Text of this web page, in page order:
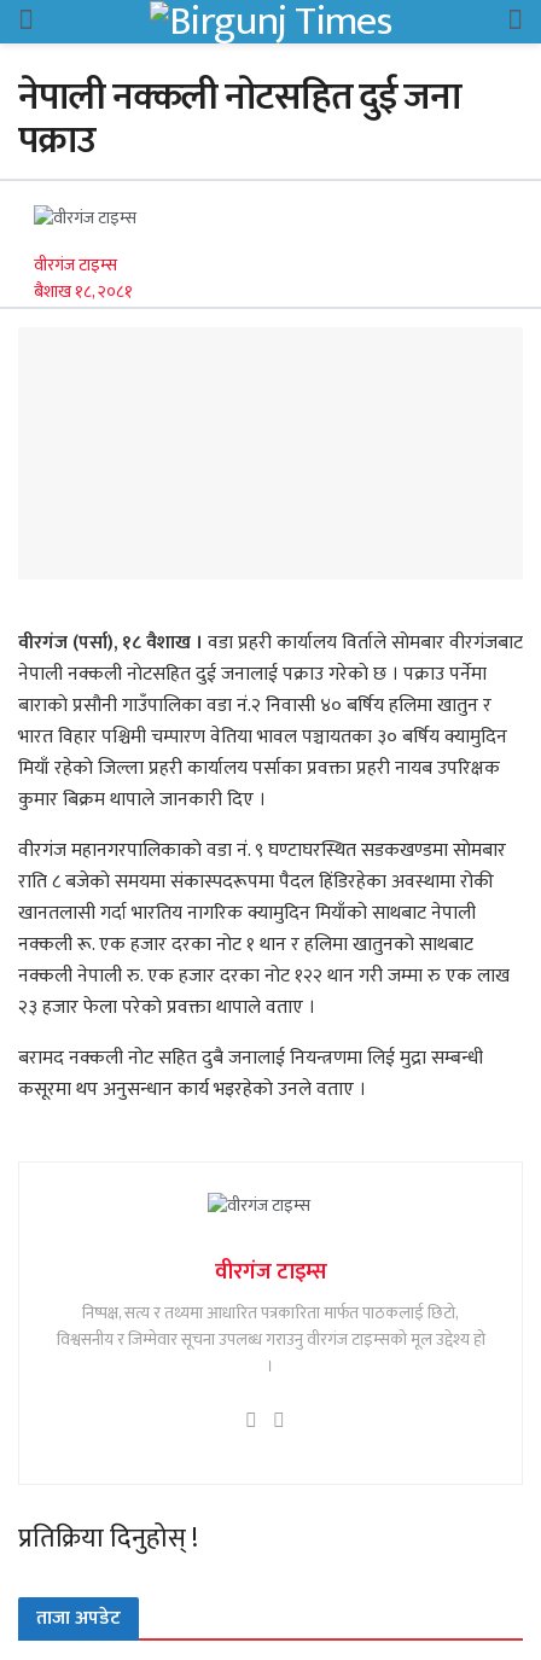
नेपाली नक्कली नाेटसहित दुई जना
पक्राउ
वीरगंज टाइम्स
बैशाख १८, २०८१
वीरगंज (पर्सा), १८ वैशाख । वडा प्रहरी कार्यालय विर्ताले साेमबार वीरगंजबाट
नेपाली नक्कली नाेटसहित दुई जनालाई पक्राउ गरेकाे छ । पक्राउ पर्नेमा
बाराकाे प्रसौनी गाउँपालिका वडा नं.२ निवासी ४० बर्षिय हलिमा खातुन र
भारत विहार पश्चिमी चम्पारण वेतिया भावल पञ्चायतका ३० बर्षिय क्यामुदिन
मियाँ रहेकाे जिल्ला प्रहरी कार्यालय पर्साका प्रवक्ता प्रहरी नायब उपरिक्षक
कुमार बिक्रम थापाले जानकारी दिए ।
वीरगंज महानगरपालिकाकाे वडा नं. ९ घण्टाघरस्थित सडकखण्डमा साेमबार
राति ८ बजेकाे समयमा संकास्पदरूपमा पैदल हिंडिरहेका अवस्थामा रोकी
खानतलासी गर्दा भारतिय नागरिक क्यामुदिन मियाँको साथबाट नेपाली
नक्कली रू. एक हजार दरका नोट १ थान र हलिमा खातुनको साथबाट
नक्कली नेपाली रु. एक हजार दरका नोट १२२ थान गरी जम्मा रु एक लाख
२३ हजार फेला परेकाे प्रवक्ता थापाले वताए ।
बरामद नक्कली नोट सहित दुबै जनालाई नियन्त्रणमा लिई मुद्रा सम्बन्धी
कसूरमा थप अनुसन्धान कार्य भइरहेकाे उनले वताए ।
वीरगंज टाइम्स
निष्पक्ष, सत्य र तथ्यमा आधारित पत्रकारिता मार्फत पाठकलाई छिटो,
विश्वसनीय र जिम्मेवार सूचना उपलब्ध गराउनु वीरगंज टाइम्सको मूल उद्देश्य हो
।
प्रतिक्रिया दिनुहोस् !
ताजा अपडेट